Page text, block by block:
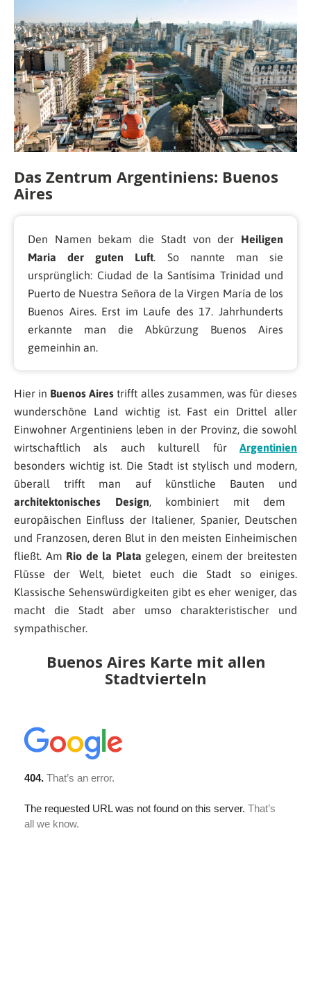
Das Zentrum Argentiniens: Buenos
Aires
Den Namen bekam die Stadt von der Heiligen
Maria der guten Luft. So nannte man sie
ursprünglich: Ciudad de la Santísima Trinidad und
Puerto de Nuestra Señora de la Virgen María de los
Buenos Aires. Erst im Laufe des 17. Jahrhunderts
erkannte man die Abkürzung Buenos Aires
gemeinhin an.
Hier in Buenos Aires trifft alles zusammen, was für dieses
wunderschöne Land wichtig ist. Fast ein Drittel aller
Einwohner Argentiniens leben in der Provinz, die sowohl
wirtschaftlich als auch kulturell für Argentinien
besonders wichtig ist. Die Stadt ist stylisch und modern,
überall trifft man auf künstliche Bauten und
architektonisches Design, kombiniert mit dem
europäischen Einfluss der Italiener, Spanier, Deutschen
und Franzosen, deren Blut in den meisten Einheimischen
fließt. Am Rio de la Plata gelegen, einem der breitesten
Flüsse der Welt, bietet euch die Stadt so einiges.
Klassische Sehenswürdigkeiten gibt es eher weniger, das
macht die Stadt aber umso charakteristischer und
sympathischer.
Buenos Aires Karte mit allen
Stadtvierteln